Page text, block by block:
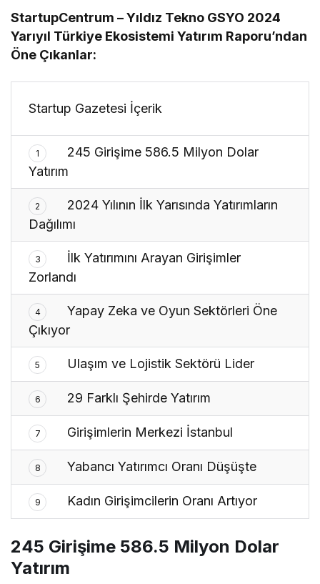
StartupCentrum – Yıldız Tekno GSYO 2024
Yarıyıl Türkiye Ekosistemi Yatırım Raporu’ndan
Öne Çıkanlar:
Startup Gazetesi İçerik
1
245 Girişime 586.5 Milyon Dolar
Yatırım
2
2024 Yılının İlk Yarısında Yatırımların
Dağılımı
3
İlk Yatırımını Arayan Girişimler
Zorlandı
4
Yapay Zeka ve Oyun Sektörleri Öne
Çıkıyor
5 Ulaşım ve Lojistik Sektörü Lider
6 29 Farklı Şehirde Yatırım
7 Girişimlerin Merkezi İstanbul
8 Yabancı Yatırımcı Oranı Düşüşte
9 Kadın Girişimcilerin Oranı Artıyor
245 Girişime 586.5 Milyon Dolar
Yatırım